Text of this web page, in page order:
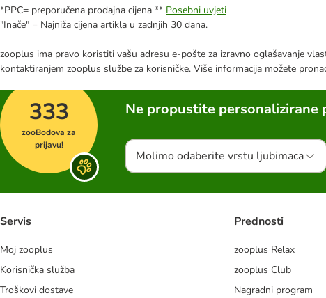
*PPC= preporučena prodajna cijena ** Posebni uvjeti
"Inače" = Najniža cijena artikla u zadnjih 30 dana.
zooplus ima pravo koristiti vašu adresu e-pošte za izravno oglašavanje
kontaktiranjem zooplus službe za korisničke. Više informacija možete
333
zooBodova za
prijavu!
Ne propustite personalizirane
Molimo odaberite vrstu ljubimaca
Servis
Moj zooplus
Korisnička služba
Troškovi dostave
Prednosti
zooplus Relax
zooplus Club
Nagradni program